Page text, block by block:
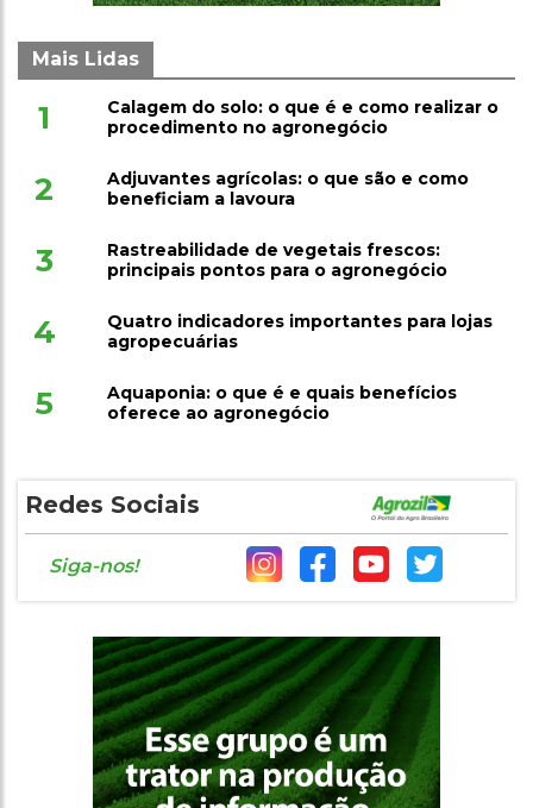
Mais Lidas
1
Calagem do solo: o que é e como realizar o
procedimento no agronegócio
2
Adjuvantes agrícolas: o que são e como
beneficiam a lavoura
3
Rastreabilidade de vegetais frescos:
principais pontos para o agronegócio
4
Quatro indicadores importantes para lojas
agropecuárias
5
Aquaponia: o que é e quais benefícios
oferece ao agronegócio
Redes Sociais
Siga-nos!